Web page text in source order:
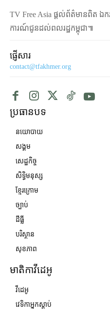
TV Free Asia ផ្ដល់ព័ត៌មានពិត ឯករ
ការណ៍ជូនដល់ពលរដ្ឋកម្ពុជា៕
ផ្ញើសារ
contact@tfakhmer.org
ប្រធានបទ
នយោបាយ
សង្គម
សេដ្ឋកិច្ច
សិទ្ធិមនុស្ស
ខ្មែរក្រោម
ច្បាប់
ដីធ្លី
បរិស្ថាន
សុខភាព
មាតិកាវីដេអូ
វីដេអូ
វេទិកាអ្នកស្ដាប់